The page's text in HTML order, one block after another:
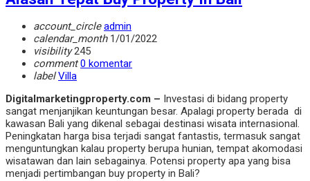
account_circle admin
calendar_month1/01/2022
visibility245
comment 0 komentar
label Villa
Digitalmarketingproperty.com – Investasi di bidang property
sangat menjanjikan keuntungan besar. Apalagi property berada di
kawasan Bali yang dikenal sebagai destinasi wisata internasional.
Peningkatan harga bisa terjadi sangat fantastis, termasuk sangat
menguntungkan kalau property berupa hunian, tempat akomodasi
wisatawan dan lain sebagainya. Potensi property apa yang bisa
menjadi pertimbangan buy property in Bali?